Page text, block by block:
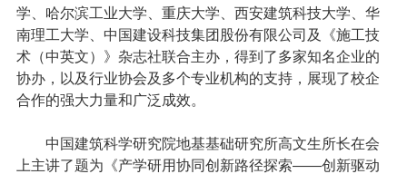
学、哈尔滨工业大学、重庆大学、西安建筑科技大学、华
南理工大学、中国建设科技集团股份有限公司及《施工技
术（中英文）》杂志社联合主办，得到了多家知名企业的
协办，以及行业协会及多个专业机构的支持，展现了校企
合作的强大力量和广泛成效。
中国建筑科学研究院地基基础研究所高文生所长在会
上主讲了题为《产学研用协同创新路径探索——创新驱动